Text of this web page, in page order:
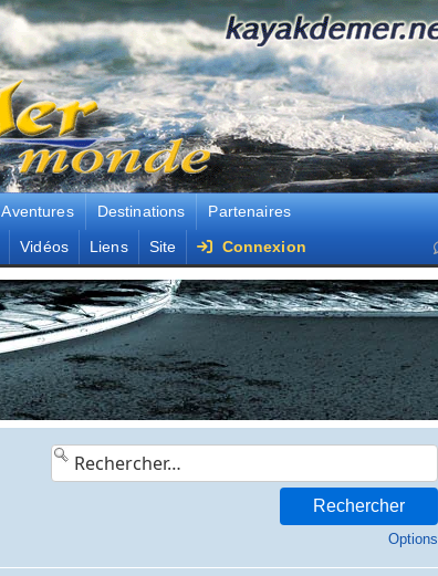
Aventures Destinations
Partenaires
Vidéos Liens Site Connexion
Options